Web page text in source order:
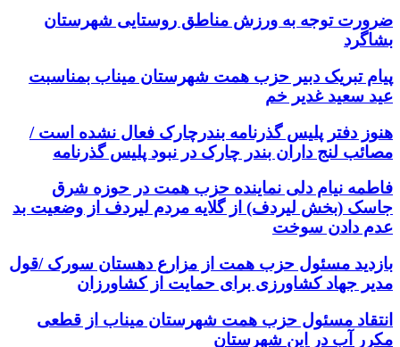
ضرورت توجه به ورزش مناطق روستایی شهرستان
بشاگرد
پیام تبریک دبیر حزب همت شهرستان میناب بمناسبت
عید سعید غدیر خم
هنوز دفتر پلیس گذرنامه بندرچارک فعال نشده است /
مصائب لنج داران بندر چارک در نبود پلیس گذرنامه
فاطمه نیام دلی نماینده حزب همت در حوزه شرق
جاسک (بخش لیردف) از گلایه مردم لیردف از وضعیت بد
عدم دادن سوخت
بازدید مسئول حزب همت از مزارع دهستان سورک /قول
مدیر جهاد کشاورزی برای حمایت از کشاورزان
انتقاد مسئول حزب همت شهرستان میناب از قطعی
مکرر آب در این شهرستان